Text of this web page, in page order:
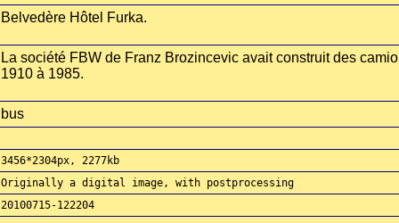
Belvedère Hôtel Furka.
La société FBW de Franz Brozincevic avait construit des
1910 à 1985.
bus
3456*2304px, 2277kb
Originally a digital image, with postprocessing
20100715-122204